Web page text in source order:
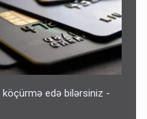
edə bilərsiniz -